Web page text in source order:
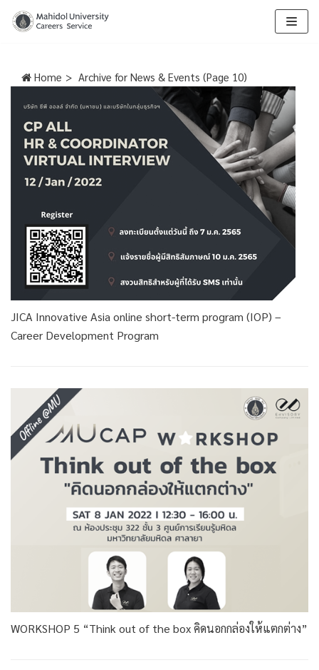
content
Home > Archive for News & Events (Page 10)
JICA Innovative Asia online short-term program (IOP) –
Career Development Program
WORKSHOP 5 “Think out of the box คิดนอกกล่องให้แตกต่าง”